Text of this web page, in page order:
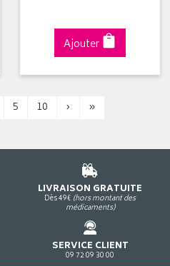
Ajouter
5 10 › »
LIVRAISON GRATUITE
Dès 49€ (hors montant des
médicaments)
SERVICE CLIENT
09 72 09 30 00